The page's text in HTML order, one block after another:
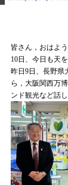
皆さん，おはよ
10日、今日も天
昨日9日、長野県
ら，大阪関西万
ンド観光など話